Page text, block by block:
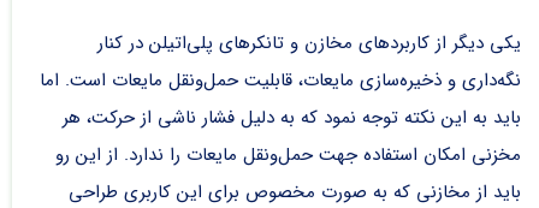
یکی دیگر از کاربردهای مخازن و تانکر‌های پلی‌اتیلن در کنار
نگه‌داری و ذخیره‌سازی مایعات، قابلیت حمل‌ونقل مایعات است. اما
باید به این نکته توجه نمود که به دلیل فشار ناشی از حرکت، هر
مخزنی امکان استفاده جهت حمل‌ونقل‌ مایعات را ندارد. از این رو
باید از مخازنی که به صورت مخصوص برای این کاربری طراحی